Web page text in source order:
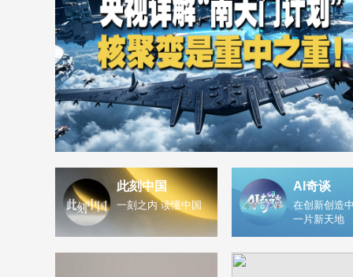
此刻中国
一刻之内 读懂中国
AI奇谈
在创新创造
一片新天地